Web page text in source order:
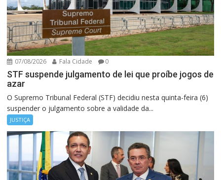
07/08/2026 Fala Cidade 0
STF suspende julgamento de lei que proíbe jogos de
azar
O Supremo Tribunal Federal (STF) decidiu nesta quinta-feira (6)
suspender o julgamento sobre a validade da...
JUSTIÇA